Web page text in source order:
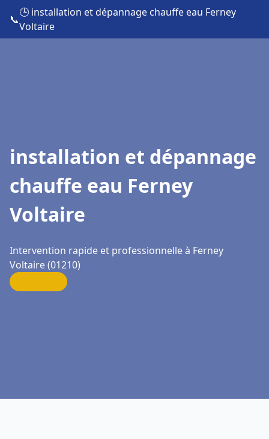
📞
🕒 installation et dépannage chauffe eau Ferney
Voltaire
installation et dépannage
chauffe eau Ferney
Voltaire
Intervention rapide et professionnelle à Ferney
Voltaire (01210)